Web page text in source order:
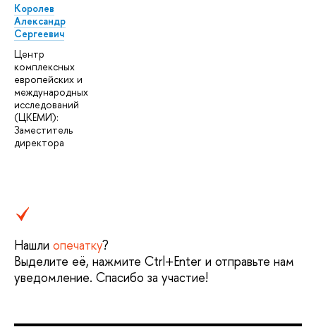
Королев
Александр
Сергеевич
Центр
комплексных
европейских и
международных
исследований
(ЦКЕМИ):
Заместитель
директора
Нашли опечатку?
Выделите её, нажмите Ctrl+Enter и отправьте нам
уведомление. Спасибо за участие!